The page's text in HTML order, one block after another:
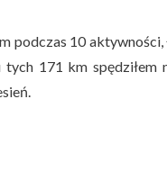
podczas 10 aktywności,
171 km spędziłem